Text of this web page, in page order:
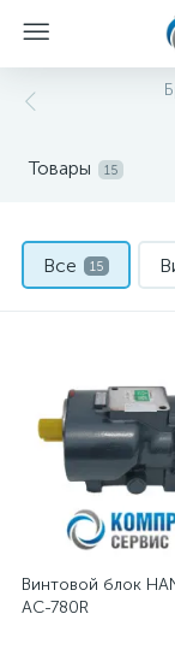
Товары 15
Все 15
Винтовой блок
AC-780R